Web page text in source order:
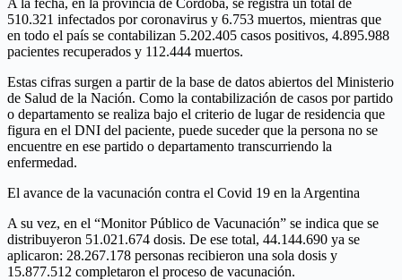
510.321 infectados por coronavirus y 6.753 muertos, mientras que
en todo el país se contabilizan 5.202.405 casos positivos, 4.895.988
pacientes recuperados y 112.444 muertos.
Estas cifras surgen a partir de la base de datos abiertos del Ministerio
de Salud de la Nación. Como la contabilización de casos por partido
o departamento se realiza bajo el criterio de lugar de residencia que
figura en el DNI del paciente, puede suceder que la persona no se
encuentre en ese partido o departamento transcurriendo la
enfermedad.
El avance de la vacunación contra el Covid 19 en la Argentina
A su vez, en el “Monitor Público de Vacunación” se indica que se
distribuyeron 51.021.674 dosis. De ese total, 44.144.690 ya se
aplicaron: 28.267.178 personas recibieron una sola dosis y
15.877.512 completaron el proceso de vacunación.